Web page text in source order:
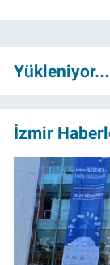
Yükleniyor...
İzmir